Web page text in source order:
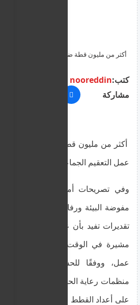
أكثر من مليون قطة ضالة في قبرص - تم وضع
كتب:nooreddin
مشاركة
أكثر من مليون قطة ضالة في قبرص
عمل التعقيم الجماعي
وفي تصريحات أمام البرلمان يوم
مفوضة البيئة ورفاهية الحيوان، أنطونيا
تقديرات تفيد بأن عدد القطط الضالة
مشيرة في الوقت نفسه إلى أن
عمل، ووفقًا للحسابات التي أجريت
منظمات رعاية الحيوان، من أجل
على أعداد القطط من خلال عمليات